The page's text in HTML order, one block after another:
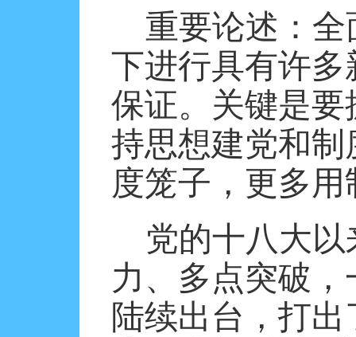
重要论述：
下进行具有许
保证。关键是要
持思想建党和
度笼子，更多
党的十八大
力、多点突破
陆续出台，打